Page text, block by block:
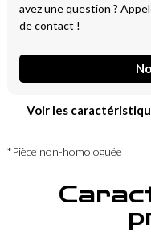
avez une question ?
de contact !
Voir les
*Pièce non-homologuée